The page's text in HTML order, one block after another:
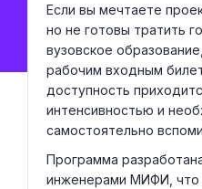
Если вы мечтаете
но не готовы тратить
вузовское
рабочим входным
доступность
интенсивностью и
самостоятельно
Программа
инженерами МИФИ, что